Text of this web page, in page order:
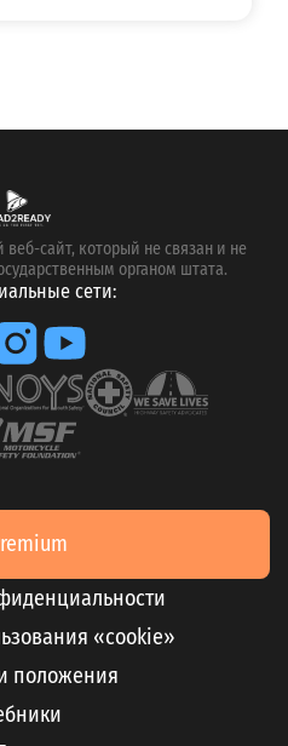
сайт, который не связан и не
органом штата.
сети:
«cookie»
положения